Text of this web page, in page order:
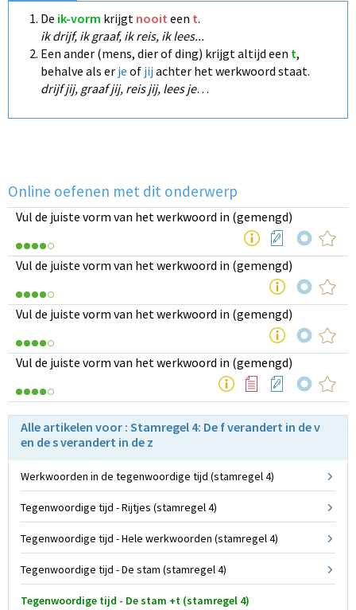
De ik-vorm krijgt nooit een t.
ik drijf, ik graaf, ik reis, ik lees...
Een ander (mens, dier of ding) krijgt altijd een t,
behalve als er je of jij achter het werkwoord staat.
drijf jij, graaf jij, reis jij, lees je…
Online oefenen met dit onderwerp
Vul de juiste vorm van het werkwoord in (gemengd)
Vul de juiste vorm van het werkwoord in (gemengd)
Vul de juiste vorm van het werkwoord in (gemengd)
Vul de juiste vorm van het werkwoord in (gemengd)
Alle artikelen voor : Stamregel 4: De f verandert in de v
en de s verandert in de z
Werkwoorden in de tegenwoordige tijd (stamregel 4)
Tegenwoordige tijd - Rijtjes (stamregel 4)
Tegenwoordige tijd - Hele werkwoorden (stamregel 4)
Tegenwoordige tijd - De stam (stamregel 4)
Tegenwoordige tijd - De stam +t (stamregel 4)